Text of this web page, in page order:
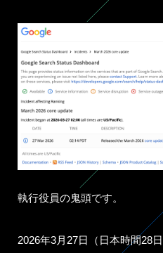
執行役員の鬼頭です。
2026年3月27日（日本時間28
CONTACT